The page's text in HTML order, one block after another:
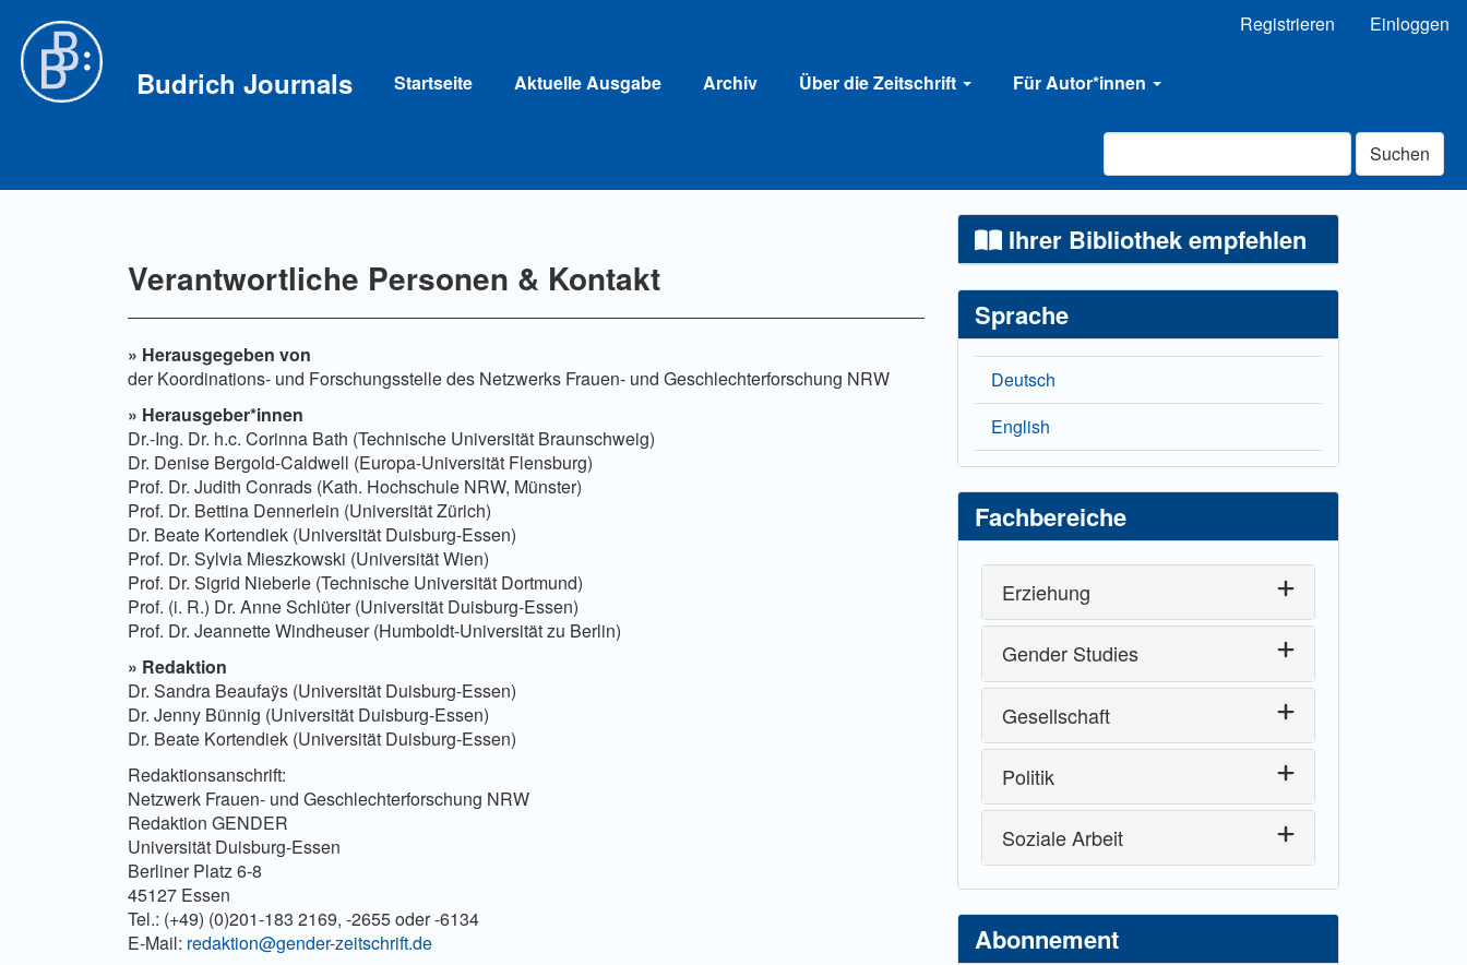
Hauptinhalt
Sidebar
Registrieren Einloggen
Budrich Journals Startseite Aktuelle Ausgabe Archiv Über die Zeitschrift Für Autor*innen
Suchen
Verantwortliche Personen & Kontakt
» Herausgegeben von
der Koordinations- und Forschungsstelle des Netzwerks Frauen- und Geschlechterforschung NRW
» Herausgeber*innen
Dr.-Ing. Dr. h.c. Corinna Bath (Technische Universität Braunschweig)
Dr. Denise Bergold-Caldwell (Europa-Universität Flensburg)
Prof. Dr. Judith Conrads (Kath. Hochschule NRW, Münster)
Prof. Dr. Bettina Dennerlein (Universität Zürich)
Dr. Beate Kortendiek (Universität Duisburg-Essen)
Prof. Dr. Sylvia Mieszkowski (Universität Wien)
Prof. Dr. Sigrid Nieberle (Technische Universität Dortmund)
Prof. (i. R.) Dr. Anne Schlüter (Universität Duisburg-Essen)
Prof. Dr. Jeannette Windheuser (Humboldt-Universität zu Berlin)
» Redaktion
Dr. Sandra Beaufaÿs (Universität Duisburg-Essen)
Dr. Jenny Bünnig (Universität Duisburg-Essen)
Dr. Beate Kortendiek (Universität Duisburg-Essen)
Redaktionsanschrift:
Netzwerk Frauen- und Geschlechterforschung NRW
Redaktion GENDER
Universität Duisburg-Essen
Berliner Platz 6-8
45127 Essen
Tel.: (+49) (0)201-183 2169, -2655 oder -6134
E-Mail: redaktion@gender-zeitschrift.de
Ihrer Bibliothek empfehlen
Sprache
Deutsch
English
Fachbereiche
Erziehung
Gender Studies
Gesellschaft
Politik
Soziale Arbeit
Abonnement